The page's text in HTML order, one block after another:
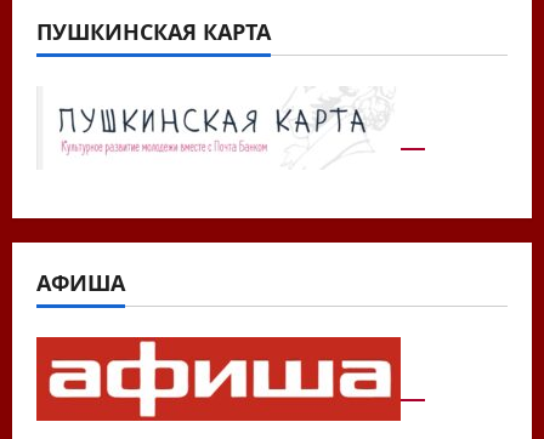
ПУШКИНСКАЯ КАРТА
АФИША